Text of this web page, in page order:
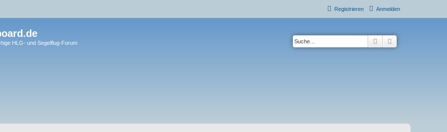
Anmelden
Registrieren
HLG- und Segelflug-Forum Suche